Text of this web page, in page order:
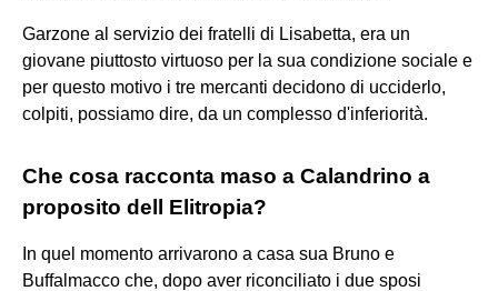
Garzone al servizio dei fratelli di Lisabetta, era un
giovane piuttosto virtuoso per la sua condizione sociale e
per questo motivo i tre mercanti decidono di ucciderlo,
colpiti, possiamo dire, da un complesso d'inferiorità.
Che cosa racconta maso a Calandrino a
proposito dell Elitropia?
In quel momento arrivarono a casa sua Bruno e
Buffalmacco che, dopo aver riconciliato i due sposi